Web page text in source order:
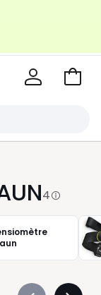
Voir
4